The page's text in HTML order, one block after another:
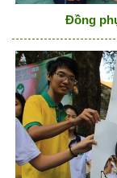
Đồng